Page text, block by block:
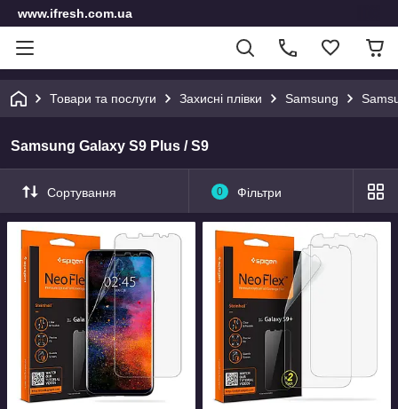
www.ifresh.com.ua
Товари та послуги Захисні плівки Samsung
Samsung Galaxy S9 Plus / S9
Сортування 0 Фільтри